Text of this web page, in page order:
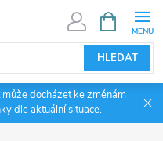
HLEDAT
NÁKUPNÍ
KOŠÍK
docházet ke změnám
dle aktuální situace.